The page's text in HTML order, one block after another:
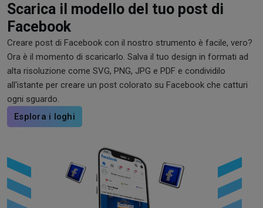
Scarica il modello del tuo post di
Facebook
Creare post di Facebook con il nostro strumento è facile, vero?
Ora è il momento di scaricarlo. Salva il tuo design in formati ad
alta risoluzione come SVG, PNG, JPG e PDF e condividilo
all'istante per creare un post colorato su Facebook che catturi
ogni sguardo.
Esplora i loghi